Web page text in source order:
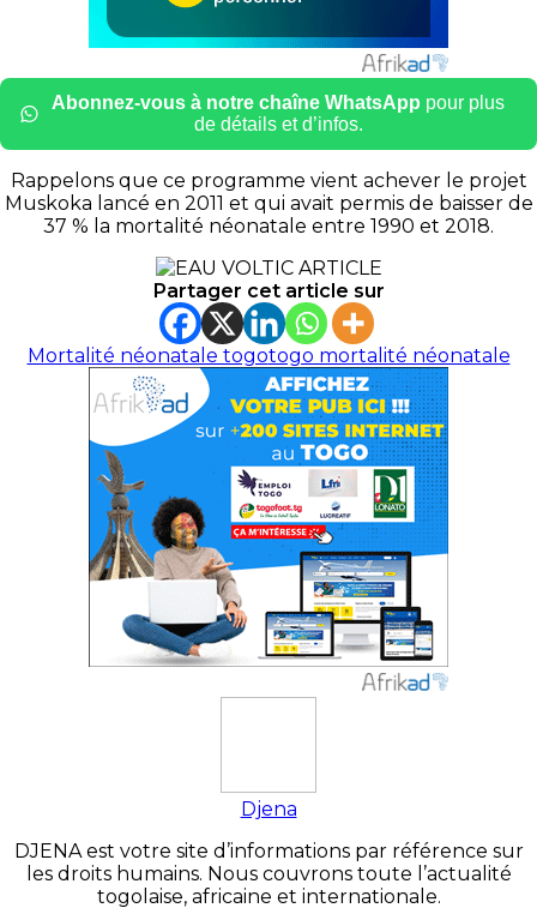
Abonnez-vous à notre chaîne WhatsApp pour plus
de détails et d’infos.
Rappelons que ce programme vient achever le projet
Muskoka lancé en 2011 et qui avait permis de baisser de
37 % la mortalité néonatale entre 1990 et 2018.
Partager cet article sur
Mortalité néonatale togotogo mortalité néonatale
Djena
DJENA est votre site d’informations par référence sur
les droits humains. Nous couvrons toute l’actualité
togolaise, africaine et internationale.